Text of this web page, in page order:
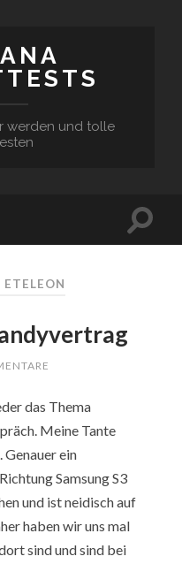
werden und tolle
ETELEON
das Thema
Meine Tante
Genauer ein
Samsung S3
und ist neidisch auf
haben wir uns mal
sind und sind bei